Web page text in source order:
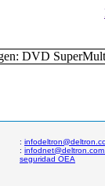
:
:
seguridad OEA